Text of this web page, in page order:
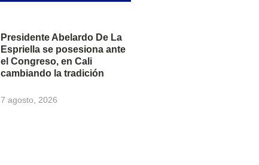
Presidente Abelardo De La
Espriella se posesiona ante
el Congreso, en Cali
cambiando la tradición
7 agosto, 2026